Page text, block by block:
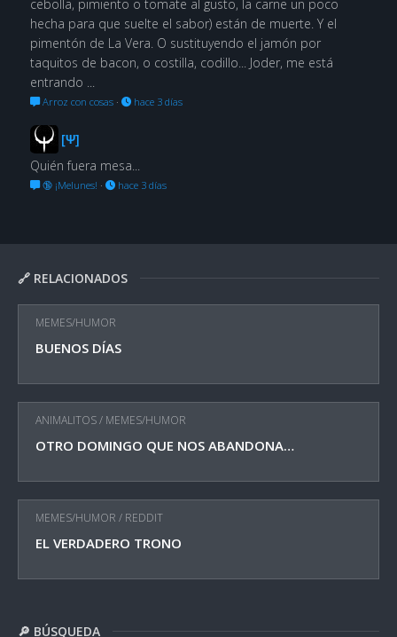
🔗 RELACIONADOS
MEMES/HUMOR
BUENOS DÍAS
ANIMALITOS/ MEMES/HUMOR
OTRO DOMINGO QUE NOS ABANDONA…
MEMES/HUMOR / REDDIT
EL VERDADERO TRONO
🔎 BÚSQUEDA
cebolla, pimiento o tomate al gusto, la carne un poco
hecha para que suelte el sabor) están de muerte. Y el
pimentón de La Vera. O sustituyendo el jamón por
taquitos de bacon, o costilla, codillo... Joder, me está
entrando ...
Arroz con cosas· hace 3 días
[Ψ]
Quién fuera mesa...
🔞 ¡Melunes! · hace 3 días